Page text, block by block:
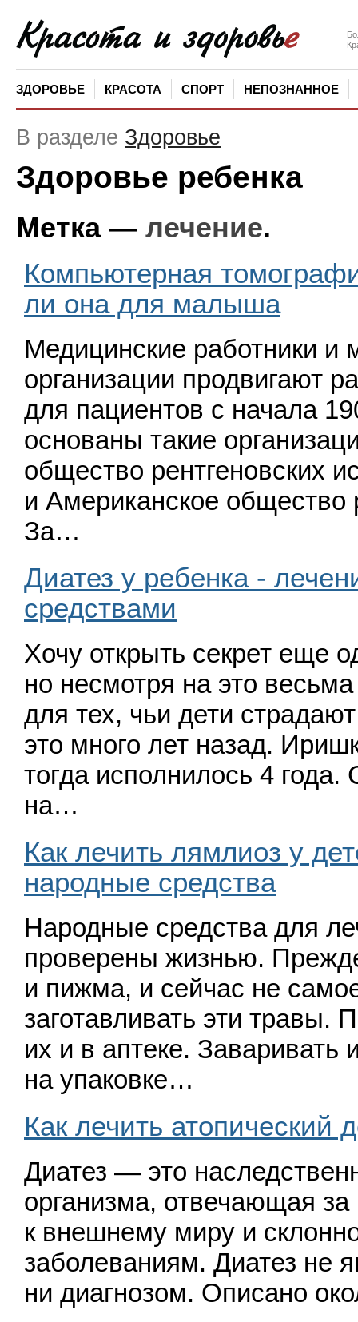
ЗДОРОВЬЕ КРАСОТА СПОРТ НЕПОЗНАННОЕ
В разделе Здоровье
Здоровье ребенка
Метка — лечение.
Компьютерная
ли она для малыша
Медицинские работники и
организации продвигают
для пациентов с начала
основаны такие
общество рентгеновских
и Американское общество
За…
Диатез у ребенка -
средствами
Хочу открыть секрет еще
но несмотря на это
для тех, чьи дети
это много лет назад.
тогда исполнилось 4
на…
Как лечить лямлиоз у
народные средства
Народные средства для
проверены жизнью.
и пижма, и сейчас не
заготавливать эти травы.
их и в аптеке. Заваривать
на упаковке…
Как лечить атопический
Диатез — это
организма, отвечающая
к внешнему миру и
заболеваниям. Диатез не
ни диагнозом. Описано